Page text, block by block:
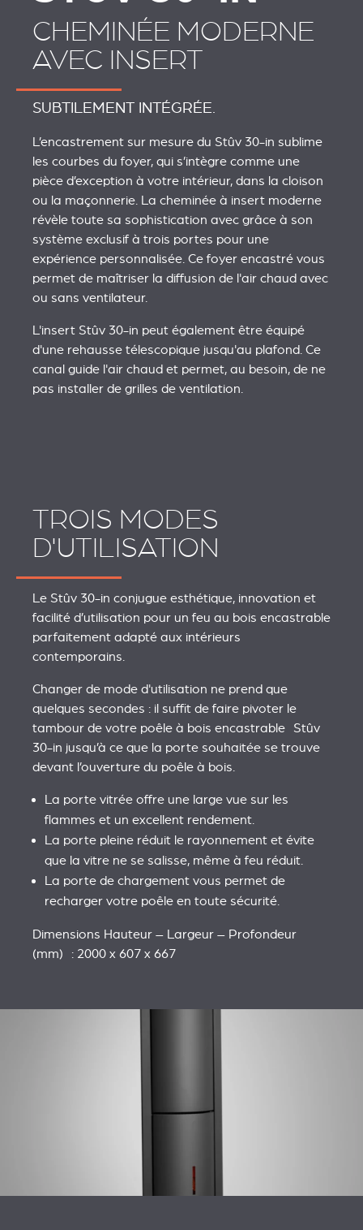
CHEMINÉE MODERNE
AVEC INSERT
SUBTILEMENT INTÉGRÉE.
L’encastrement sur mesure du Stûv 30-in sublime
les courbes du foyer, qui s’intègre comme une
pièce d’exception à votre intérieur, dans la cloison
ou la maçonnerie. La cheminée à insert moderne
révèle toute sa sophistication avec grâce à son
système exclusif à trois portes pour une
expérience personnalisée. Ce foyer encastré vous
permet de maîtriser la diffusion de l'air chaud avec
ou sans ventilateur.
L'insert Stûv 30-in peut également être équipé
d'une rehausse télescopique jusqu'au plafond. Ce
canal guide l'air chaud et permet, au besoin, de ne
pas installer de grilles de ventilation.
TROIS MODES
D'UTILISATION
Le Stûv 30-in conjugue esthétique, innovation et
facilité d’utilisation pour un feu au bois encastrable
parfaitement adapté aux intérieurs
contemporains.
Changer de mode d'utilisation ne prend que
quelques secondes : il suffit de faire pivoter le
tambour de votre poêle à bois encastrable Stûv
30-in jusqu’à ce que la porte souhaitée se trouve
devant l’ouverture du poêle à bois.
La porte vitrée offre une large vue sur les
flammes et un excellent rendement.
La porte pleine réduit le rayonnement et évite
que la vitre ne se salisse, même à feu réduit.
La porte de chargement vous permet de
recharger votre poêle en toute sécurité.
Dimensions Hauteur – Largeur – Profondeur
(mm) : 2000 x 607 x 667